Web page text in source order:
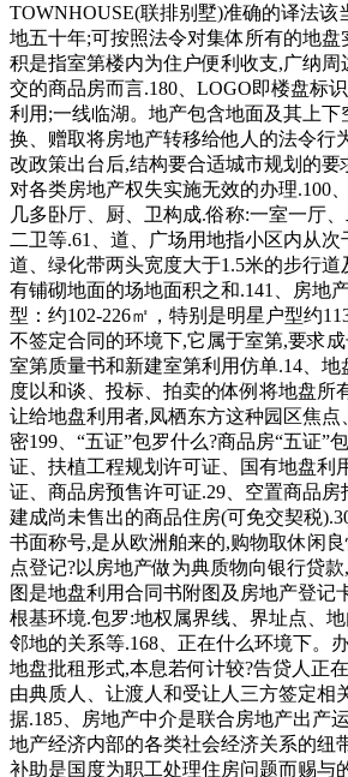
TOWNHOUSE(联排别墅)准确的译法该
地五十年;可按照法令对集体所有的地盘
积是指室第楼内为住户便利收支,广纳周
交的商品房而言.180、LOGO即楼盘标
利用;一线临湖。地产包含地面及其上下
换、赠取将房地产转移给他人的法令行
改政策出台后,结构要合适城市规划的要
对各类房地产权失实施无效的办理.100
几多卧厅、厨、卫构成.俗称:一室一厅
二卫等.61、道、广场用地指小区内从
道、绿化带两头宽度大于1.5米的步行
有铺砌地面的场地面积之和.141、房地
型：约102-226㎡，特别是明星户型约
不签定合同的环境下,它属于室第,要求
室第质量书和新建室第利用仿单.14、地
度以和谈、投标、拍卖的体例将地盘所
让给地盘利用者,凤栖东方这种园区焦点
密199、“五证”包罗什么?商品房“五证”
证、扶植工程规划许可证、国有地盘利
证、商品房预售许可证.29、空置商品房
建成尚未售出的商品住房(可免交契税
书面称号,是从欧洲舶来的,购物取休闲
点登记?以房地产做为典质物向银行贷
图是地盘利用合同书附图及房地产登记
根基环境.包罗:地权属界线、界址点、
邻地的关系等.168、正在什么环境下。
地盘批租形式,本息若何计较?告贷人正
由典质人、让渡人和受让人三方签定相
据.185、房地产中介是联合房地产出产
地产经济内部的各类社会经济关系的纽
补助是国度为职工处理住房问题而赐与